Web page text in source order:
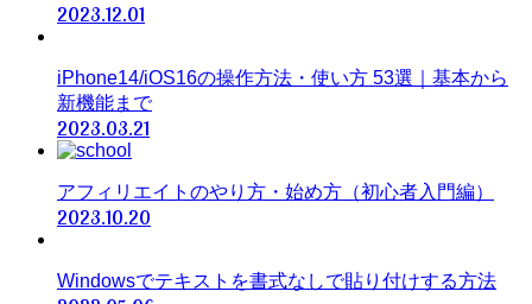
2023.12.01
iPhone14/iOS16の操作方法・使い方 53選｜基本から
新機能まで
2023.03.21
アフィリエイトのやり方・始め方（初心者入門編）
2023.10.20
Windowsでテキストを書式なしで貼り付けする方法